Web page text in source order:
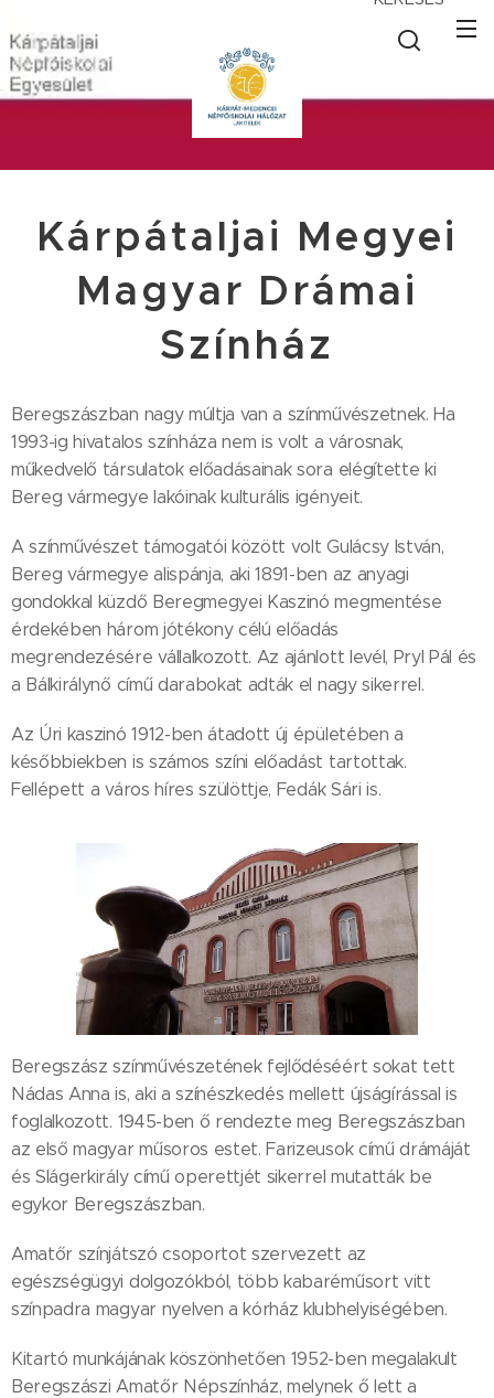
Kárpátaljai Megyei
Magyar Drámai
Színház
Beregszászban nagy múltja van a színművészetnek. Ha
1993-ig hivatalos színháza nem is volt a városnak,
műkedvelő társulatok előadásainak sora elégítette ki
Bereg vármegye lakóinak kulturális igényeit.
A színművészet támogatói között volt Gulácsy István,
Bereg vármegye alispánja, aki 1891-ben az anyagi
gondokkal küzdő Beregmegyei Kaszinó megmentése
érdekében három jótékony célú előadás
megrendezésére vállalkozott. Az ajánlott levél, Pryl Pál és
a Bálkirálynő című darabokat adták el nagy sikerrel.
Az Úri kaszinó 1912-ben átadott új épületében a
későbbiekben is számos színi előadást tartottak.
Fellépett a város híres szülöttje, Fedák Sári is.
Beregszász színművészetének fejlődéséért sokat tett
Nádas Anna is, aki a színészkedés mellett újságírással is
foglalkozott. 1945-ben ő rendezte meg Beregszászban
az első magyar műsoros estet. Farizeusok című drámáját
és Slágerkirály című operettjét sikerrel mutatták be
egykor Beregszászban.
Amatőr színjátszó csoportot szervezett az
egészségügyi dolgozókból, több kabaréműsort vitt
színpadra magyar nyelven a kórház klubhelyiségében.
Kitartó munkájának köszönhetően 1952-ben megalakult
Beregszászi Amatőr Népszínház, melynek ő lett a